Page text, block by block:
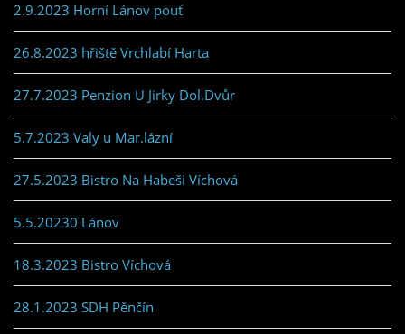
2.9.2023 Horní Lánov pouť
26.8.2023 hřiště Vrchlabí Harta
27.7.2023 Penzion U Jirky Dol.Dvůr
5.7.2023 Valy u Mar.lázní
27.5.2023 Bistro Na Habeši Víchová
5.5.20230 Lánov
18.3.2023 Bistro Víchová
28.1.2023 SDH Pěnčín